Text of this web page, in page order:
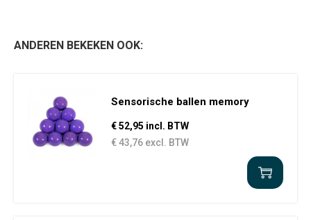
ANDEREN BEKEKEN OOK:
Sensorische ballen memory
€ 52,95 incl. BTW
€ 43,76 excl. BTW